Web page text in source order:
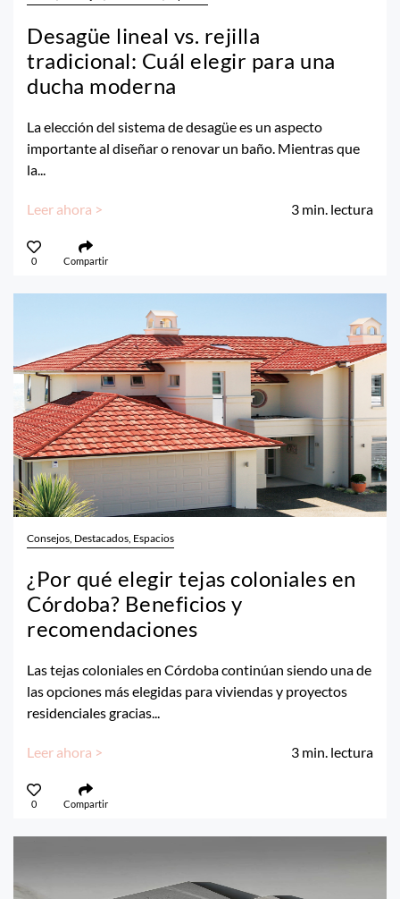
Desagüe lineal vs. rejilla
tradicional: Cuál elegir para una
ducha moderna
La elección del sistema de desagüe es un aspecto
importante al diseñar o renovar un baño. Mientras que
la...
Leer ahora > 3 min. lectura
0 Compartir
Consejos, Destacados, Espacios
¿Por qué elegir tejas coloniales en
Córdoba? Beneficios y
recomendaciones
Las tejas coloniales en Córdoba continúan siendo una de
las opciones más elegidas para viviendas y proyectos
residenciales gracias...
Leer ahora > 3 min. lectura
0 Compartir